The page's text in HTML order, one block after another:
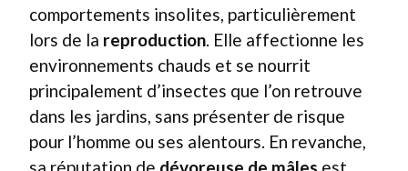
comportements insolites, particulièrement
lors de la reproduction. Elle affectionne les
environnements chauds et se nourrit
principalement d’insectes que l’on retrouve
dans les jardins, sans présenter de risque
pour l’homme ou ses alentours. En revanche,